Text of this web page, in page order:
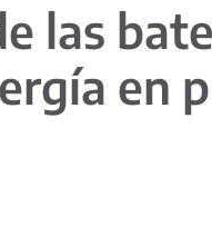
las
en